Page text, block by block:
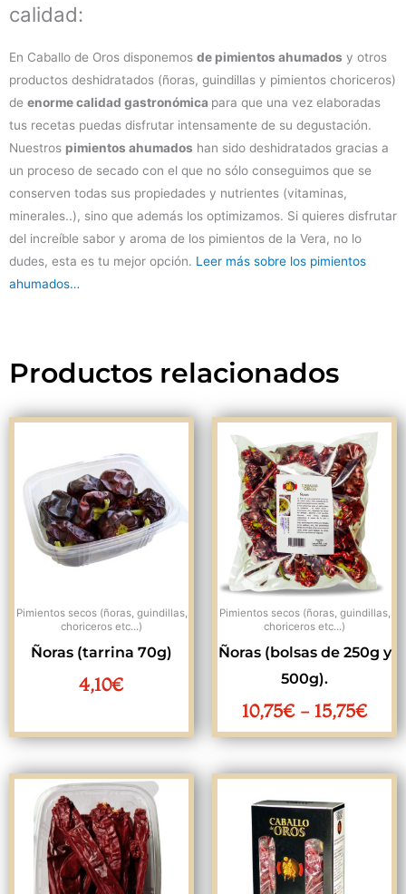
calidad:
En Caballo de Oros disponemos de pimientos ahumados y otros
productos deshidratados (ñoras, guindillas y pimientos choriceros)
de enorme calidad gastronómica para que una vez elaboradas
tus recetas puedas disfrutar intensamente de su degustación.
Nuestros pimientos ahumados han sido deshidratados gracias a
un proceso de secado con el que no sólo conseguimos que se
conserven todas sus propiedades y nutrientes (vitaminas,
minerales..), sino que además los optimizamos. Si quieres disfrutar
del increíble sabor y aroma de los pimientos de la Vera, no lo
dudes, esta es tu mejor opción. Leer más sobre los pimientos
ahumados…
Productos relacionados
Pimientos secos (ñoras, guindillas,
choriceros etc...)
Ñoras (tarrina 70g)
4,10€
Pimientos secos (ñoras, guindillas,
choriceros etc...)
Ñoras (bolsas de 250g y
500g).
10,75€ - 15,75€
de